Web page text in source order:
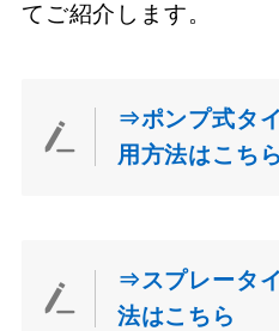
てご紹介します。
⇒ポンプ式タ
用方法はこちら
⇒スプレータ
法はこちら